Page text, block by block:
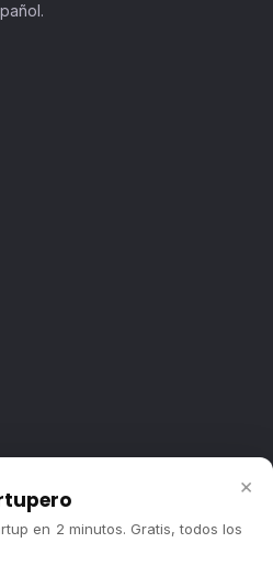
×
en 2 minutos. Gratis, todos los